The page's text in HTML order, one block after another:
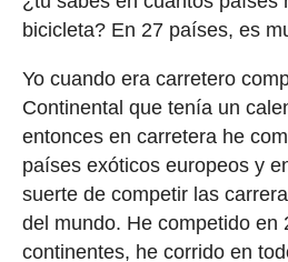
bicicleta? En 27 países, es
Yo cuando era carretero
Continental que tenía un
entonces en carretera he
países exóticos europeos y
suerte de competir las
del mundo. He competido en
continentes, he corrido en